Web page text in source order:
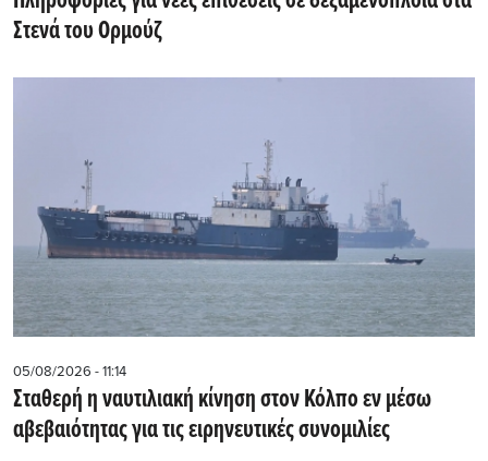
Στενά του Ορμούζ
05/08/2026 - 11:14
Σταθερή η ναυτιλιακή κίνηση στον Κόλπο εν μέσω
αβεβαιότητας για τις ειρηνευτικές συνομιλίες